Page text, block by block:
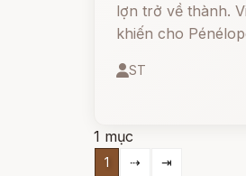
lợn trở về thành.
khiến cho
mưu phục kích
sau
ST
1 mục
1 ⇢ ⇥